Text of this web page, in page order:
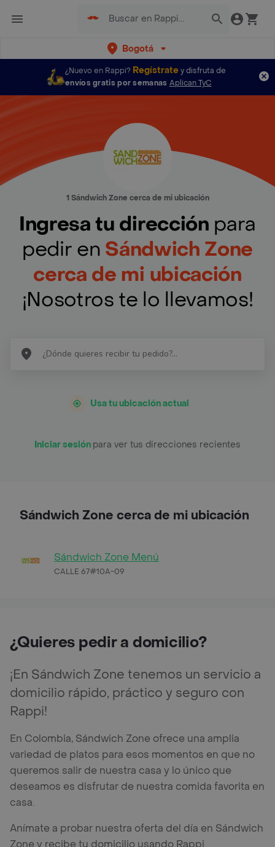
Bogotá
¿Nuevo en Rappi? Regístratey disfruta de
envíos gratis por semanas Aplican TyC
1 Sándwich Zone cerca de mi ubicación
Ingresa tu dirección para
pedir en Sándwich Zone
cerca de mi ubicación
¡Nosotros te lo llevamos!
Usa tu ubicación actual
Iniciar sesión para ver tus direcciones recientes
Sándwich Zone cerca de mi ubicación
Sándwich Zone Menú
CALLE 67#10A-09
¿Quieres pedir a domicilio?
¡En Sándwich Zone tenemos un servicio a
domicilio rápido, práctico y seguro con
Rappi!
En Colombia, Sándwich Zone ofrece una amplia
variedad de platos para esos momentos en que no
queremos salir de nuestra casa y lo único que
deseamos es disfrutar de nuestra comida favorita en
casa.
Anímate a probar nuestra oferta del día en Sándwich
Zone y recibe tu domicilio usando Rappi.